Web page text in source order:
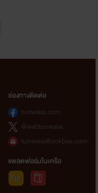
ช่องทางติดต่อ
tunwalai.com
@webtunwalai
tunwalai@ookbee.com
แพลตฟอร์มในเครือ